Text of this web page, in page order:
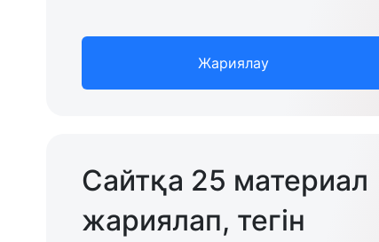
Жариялау
Сайтқа 25 материал
жариялап, тегін